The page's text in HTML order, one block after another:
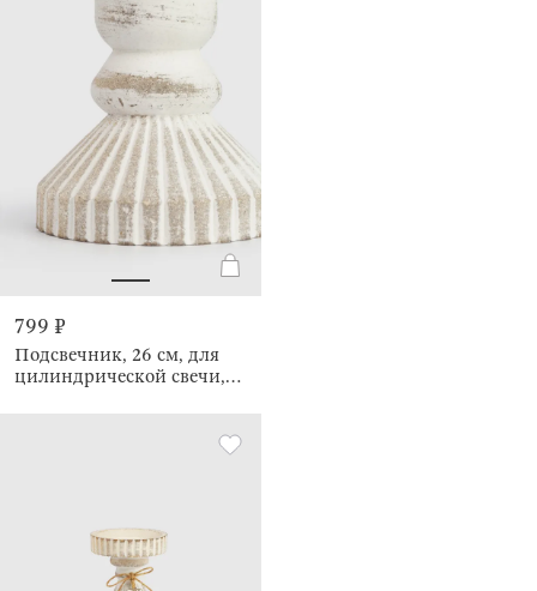
799 ₽
Подсвечник, 26 см, для
цилиндрической свечи,